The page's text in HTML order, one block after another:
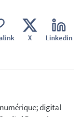
X Linkedin
digital